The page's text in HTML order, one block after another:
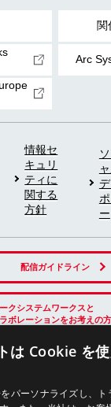
関
Arc
情報セ
キュリ
ティに
関する
方針
ー
配信ガイドライン
クシステムワークスと
ボレーションをお考えの
は Cookie を
パーソナライズし、